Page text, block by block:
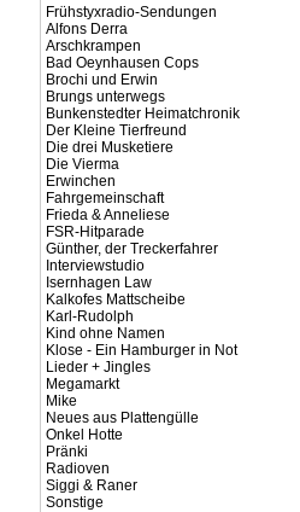
Frühstyxradio-Sendungen
Alfons Derra
Arschkrampen
Bad Oeynhausen Cops
Brochi und Erwin
Brungs unterwegs
Bunkenstedter Heimatchronik
Der Kleine Tierfreund
Die drei Musketiere
Die Vierma
Erwinchen
Fahrgemeinschaft
Frieda & Anneliese
FSR-Hitparade
Günther, der Treckerfahrer
Interviewstudio
Isernhagen Law
Kalkofes Mattscheibe
Karl-Rudolph
Kind ohne Namen
Klose - Ein Hamburger in Not
Lieder + Jingles
Megamarkt
Mike
Neues aus Plattengülle
Onkel Hotte
Pränki
Radioven
Siggi & Raner
Sonstige